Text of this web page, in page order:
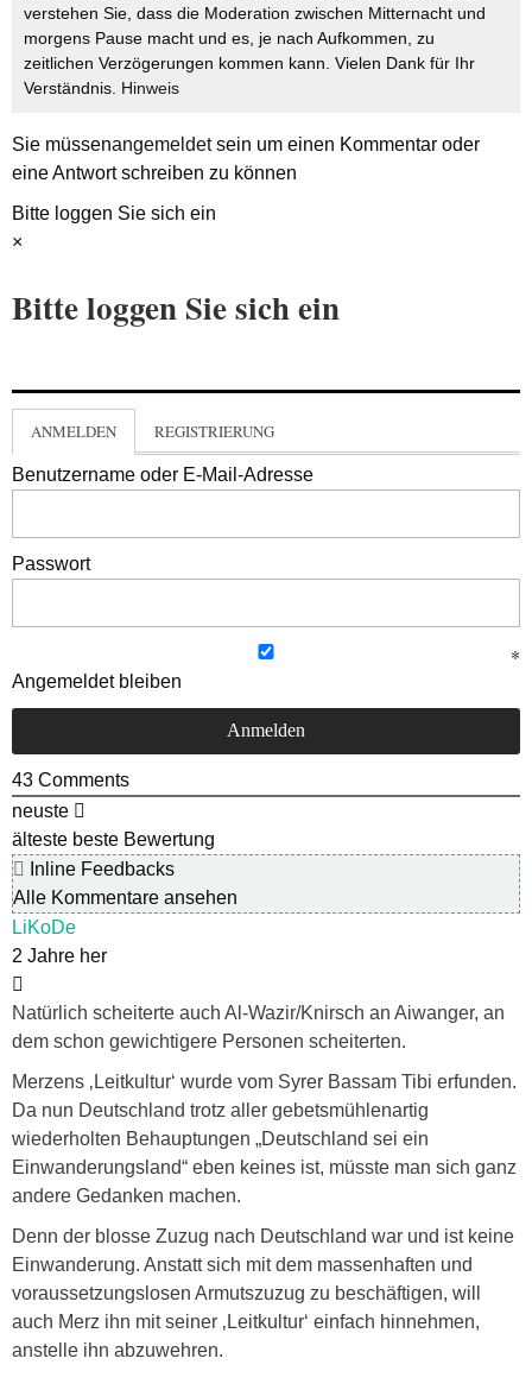
verstehen Sie, dass die Moderation zwischen Mitternacht und
morgens Pause macht und es, je nach Aufkommen, zu
zeitlichen Verzögerungen kommen kann. Vielen Dank für Ihr
Verständnis. Hinweis
Sie müssenangemeldetsein um einen Kommentar oder
eine Antwort schreiben zu können
Bitte loggen Sie sich ein
×
Bitte loggen Sie sich ein
ANMELDEN REGISTRIERUNG
Benutzername oder E-Mail-Adresse
Passwort
Angemeldet bleiben
43 Comments
neuste
älteste beste Bewertung
Inline Feedbacks
Alle Kommentare ansehen
LiKoDe
2 Jahre her
Natürlich scheiterte auch Al-Wazir/Knirsch an Aiwanger, an
dem schon gewichtigere Personen scheiterten.
Merzens ‚Leitkultur‘ wurde vom Syrer Bassam Tibi erfunden.
Da nun Deutschland trotz aller gebetsmühlenartig
wiederholten Behauptungen „Deutschland sei ein
Einwanderungsland“ eben keines ist, müsste man sich ganz
andere Gedanken machen.
Denn der blosse Zuzug nach Deutschland war und ist keine
Einwanderung. Anstatt sich mit dem massenhaften und
voraussetzungslosen Armutszuzug zu beschäftigen, will
auch Merz ihn mit seiner ‚Leitkultur‘ einfach hinnehmen,
anstelle ihn abzuwehren.